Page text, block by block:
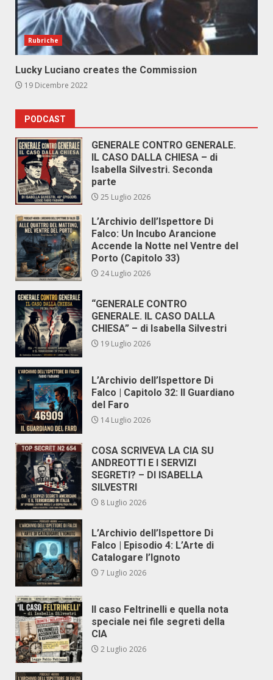
Rubriche
Lucky Luciano creates the Commission
19 Dicembre 2022
PODCAST
GENERALE CONTRO GENERALE.
IL CASO DALLA CHIESA – di
Isabella Silvestri. Seconda
parte
25 Luglio 2026
L’Archivio dell’Ispettore Di
Falco: Un Incubo Arancione
Accende la Notte nel Ventre del
Porto (Capitolo 33)
24 Luglio 2026
“GENERALE CONTRO
GENERALE. IL CASO DALLA
CHIESA” – di Isabella Silvestri
19 Luglio 2026
L’Archivio dell’Ispettore Di
Falco | Capitolo 32: Il Guardiano
del Faro
14 Luglio 2026
COSA SCRIVEVA LA CIA SU
ANDREOTTI E I SERVIZI
SEGRETI? – DI ISABELLA
SILVESTRI
8 Luglio 2026
L’Archivio dell’Ispettore Di
Falco | Episodio 4: L’Arte di
Catalogare l’Ignoto
7 Luglio 2026
Il caso Feltrinelli e quella nota
speciale nei file segreti della
CIA
2 Luglio 2026